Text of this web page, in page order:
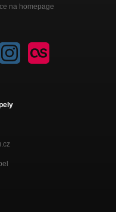
na homepage